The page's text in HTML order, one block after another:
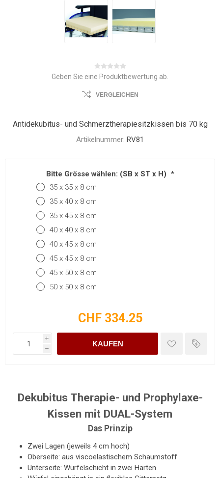
Geben Sie eine Produktbewertung ab.
VERGLEICHEN
Antidekubitus- und Schmerztherapiesitzkissen bis 70 kg
Artikelnummer: RV81
Bitte Grösse wählen: (SB x ST x H) *
35 x 35 x 8 cm
35 x 40 x 8 cm
35 x 45 x 8 cm
40 x 40 x 8 cm
40 x 45 x 8 cm
45 x 45 x 8 cm
45 x 50 x 8 cm
50 x 50 x 8 cm
CHF 334.25
i
h
KAUFEN
Dekubitus Therapie- und Prophylaxe-
Kissen mit DUAL-System
Das Prinzip
Zwei Lagen (jeweils 4 cm hoch)
Oberseite: aus viscoelastischem Schaumstoff
Unterseite: Würfelschicht in zwei Härten